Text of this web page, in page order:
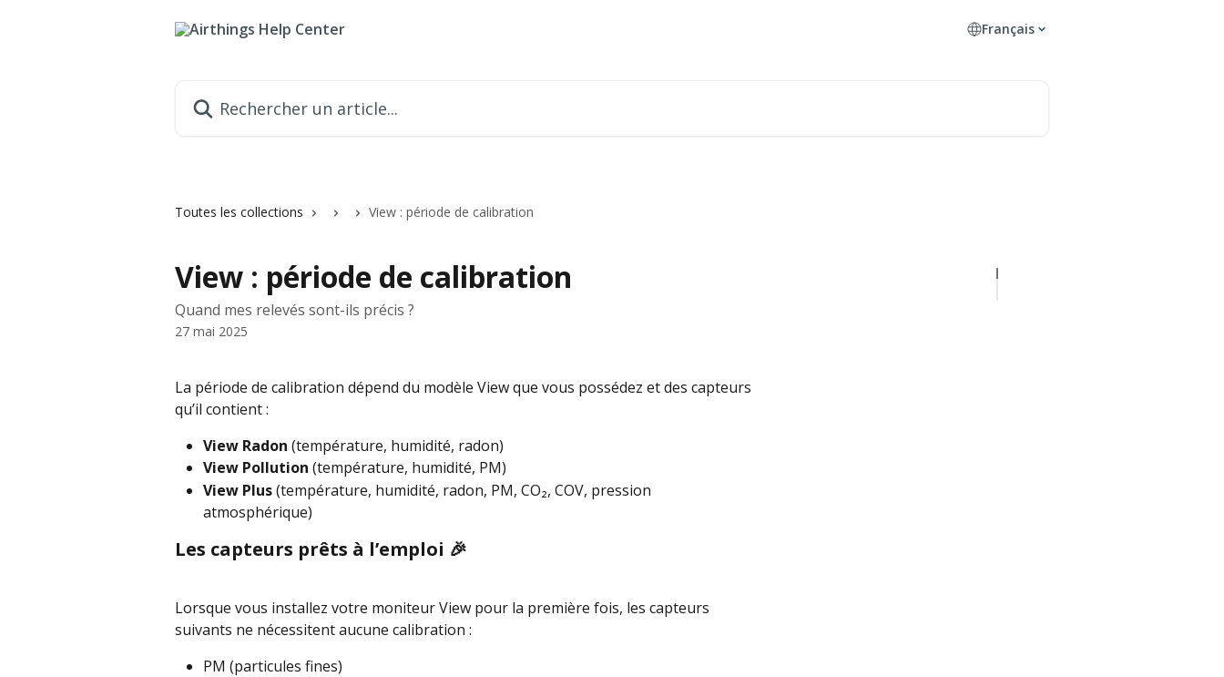
Français
Toutes les collections View : période de calibration
View : période de calibration
Quand mes relevés sont-ils précis ?
27 mai 2025
La période de calibration dépend du modèle View que vous possédez et des capteurs
qu’il contient :
View Radon (température, humidité, radon)
View Pollution (température, humidité, PM)
View Plus (température, humidité, radon, PM, CO₂, COV, pression
atmosphérique)
Les capteurs prêts à l’emploi 🎉
Lorsque vous installez votre moniteur View pour la première fois, les capteurs
suivants ne nécessitent aucune calibration :
PM (particules fines)